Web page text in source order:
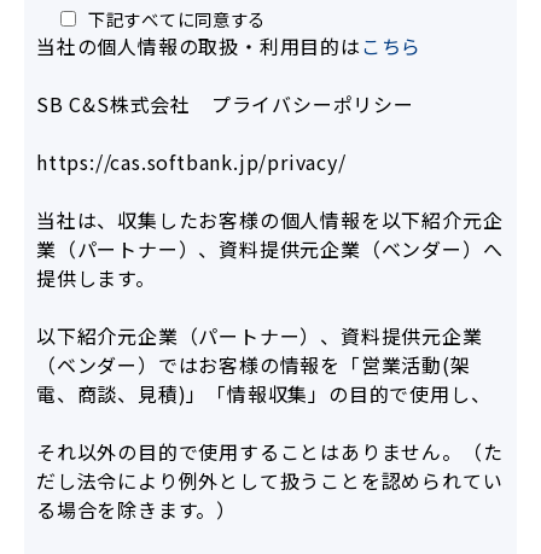
下記すべてに同意する
当社の個人情報の取扱・利用目的はこちら
SB C&S株式会社 プライバシーポリシー
https://cas.softbank.jp/privacy/
当社は、収集したお客様の個人情報を以下紹介元企
業（パートナー）、資料提供元企業（ベンダー）へ
提供します。
以下紹介元企業（パートナー）、資料提供元企業
（ベンダー）ではお客様の情報を「営業活動(架
電、商談、見積)」「情報収集」の目的で使用し、
それ以外の目的で使用することはありません。（た
だし法令により例外として扱うことを認められてい
る場合を除きます。）